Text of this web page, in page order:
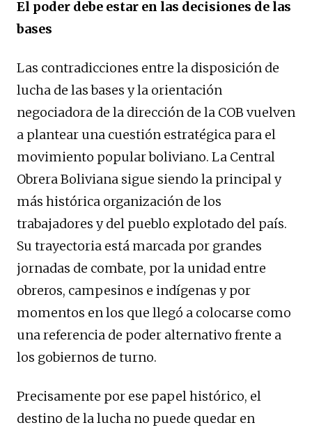
El poder debe estar en las decisiones de las
bases
Las contradicciones entre la disposición de
lucha de las bases y la orientación
negociadora de la dirección de la COB vuelven
a plantear una cuestión estratégica para el
movimiento popular boliviano. La Central
Obrera Boliviana sigue siendo la principal y
más histórica organización de los
trabajadores y del pueblo explotado del país.
Su trayectoria está marcada por grandes
jornadas de combate, por la unidad entre
obreros, campesinos e indígenas y por
momentos en los que llegó a colocarse como
una referencia de poder alternativo frente a
los gobiernos de turno.
Precisamente por ese papel histórico, el
destino de la lucha no puede quedar en